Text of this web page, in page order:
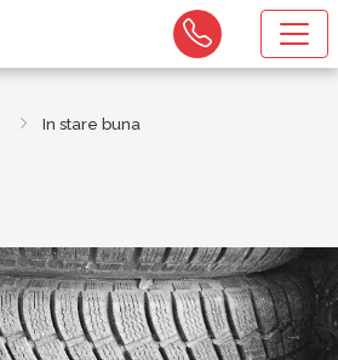
In stare buna